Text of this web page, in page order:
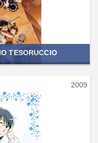
TESORUCCIO
2009